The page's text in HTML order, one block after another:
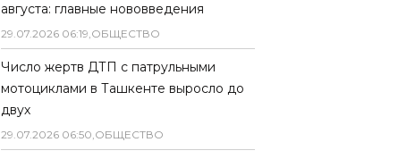
августа: главные нововведения
29.07.2026 06:19,ОБЩЕСТВО
Число жертв ДТП с патрульными
мотоциклами в Ташкенте выросло до
двух
29.07.2026 06:50,ОБЩЕСТВО